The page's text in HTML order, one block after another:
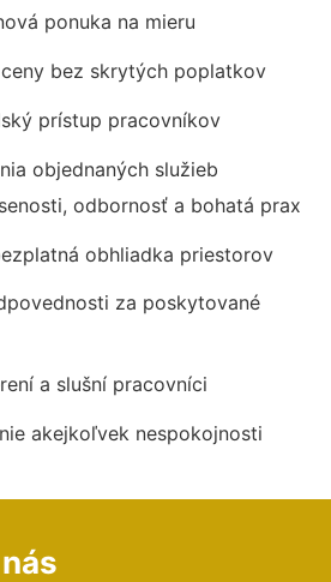
ponuka na mieru
bez skrytých poplatkov
prístup pracovníkov
objednaných služieb
odbornosť a bohatá prax
obhliadka priestorov
za poskytované
a slušní pracovníci
akejkoľvek nespokojnosti